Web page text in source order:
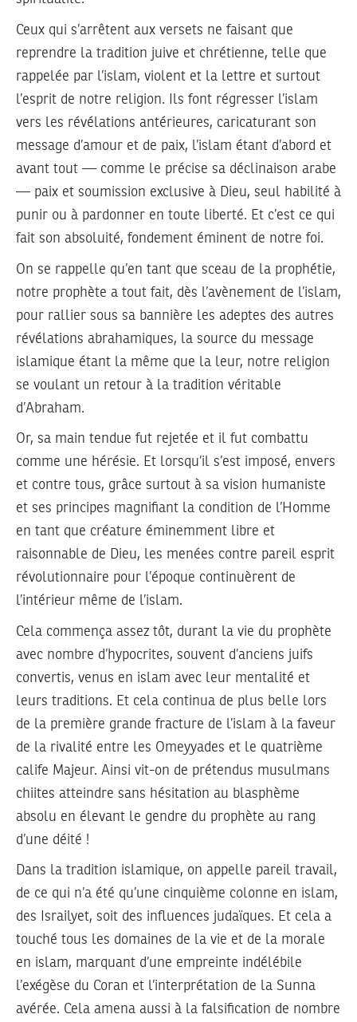
Ceux qui s’arrêtent aux versets ne faisant que
reprendre la tradition juive et chrétienne, telle que
rappelée par l’islam, violent et la lettre et surtout
l’esprit de notre religion. Ils font régresser l’islam
vers les révélations antérieures, caricaturant son
message d’amour et de paix, l’islam étant d’abord et
avant tout — comme le précise sa déclinaison arabe
— paix et soumission exclusive à Dieu, seul habilité à
punir ou à pardonner en toute liberté. Et c’est ce qui
fait son absoluité, fondement éminent de notre foi.
On se rappelle qu’en tant que sceau de la prophétie,
notre prophète a tout fait, dès l’avènement de l’islam,
pour rallier sous sa bannière les adeptes des autres
révélations abrahamiques, la source du message
islamique étant la même que la leur, notre religion
se voulant un retour à la tradition véritable
d’Abraham.
Or, sa main tendue fut rejetée et il fut combattu
comme une hérésie. Et lorsqu’il s’est imposé, envers
et contre tous, grâce surtout à sa vision humaniste
et ses principes magnifiant la condition de l’Homme
en tant que créature éminemment libre et
raisonnable de Dieu, les menées contre pareil esprit
révolutionnaire pour l’époque continuèrent de
l’intérieur même de l’islam.
Cela commença assez tôt, durant la vie du prophète
avec nombre d’hypocrites, souvent d’anciens juifs
convertis, venus en islam avec leur mentalité et
leurs traditions. Et cela continua de plus belle lors
de la première grande fracture de l’islam à la faveur
de la rivalité entre les Omeyyades et le quatrième
calife Majeur. Ainsi vit-on de prétendus musulmans
chiites atteindre sans hésitation au blasphème
absolu en élevant le gendre du prophète au rang
d’une déité !
Dans la tradition islamique, on appelle pareil travail,
de ce qui n’a été qu’une cinquième colonne en islam,
des Israilyet, soit des influences judaïques. Et cela a
touché tous les domaines de la vie et de la morale
en islam, marquant d’une empreinte indélébile
l’exégèse du Coran et l’interprétation de la Sunna
avérée. Cela amena aussi à la falsification de nombre